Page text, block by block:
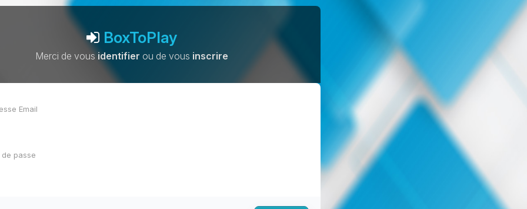
BoxToPlay
Merci de vousidentifier ou de vous inscrire